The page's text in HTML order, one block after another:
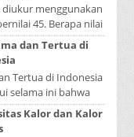
diukur menggunakan
45. Berapa nilai
Reamur, ...
dan Tertua di
Tertua di Indonesia
selama ini bahwa
kerajaan ...
Kalor dan Kalor